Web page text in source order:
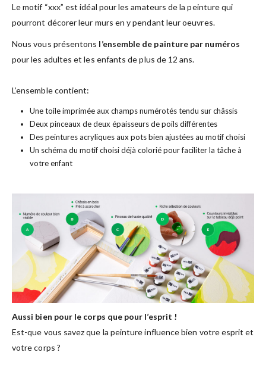
Le motif “xxx” est idéal pour les amateurs de la peinture qui
pourront décorer leur murs en y pendant leur oeuvres.
Nous vous présentons l’ensemble de painture par numéros
pour les adultes et les enfants de plus de 12 ans.
L’ensemble contient:
Une toile imprimée aux champs numérotés tendu sur châssis
Deux pinceaux de deux épaisseurs de poils différentes
Des peintures acryliques aux pots bien ajustées au motif choisi
Un schéma du motif choisi déjà colorié pour faciliter la tâche à
votre enfant
Aussi bien pour le corps que pour l’esprit !
Est-que vous savez que la peinture influence bien votre esprit et
votre corps ?